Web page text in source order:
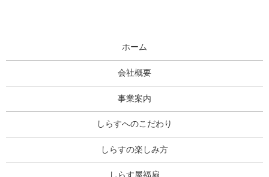
ホーム
会社概要
事業案内
しらすへのこだわり
しらすの楽しみ方
しらす屋福扇